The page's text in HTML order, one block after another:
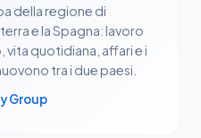
della regione di
e la Spagna: lavoro
quotidiana, affari e i
tra i due paesi.
Group